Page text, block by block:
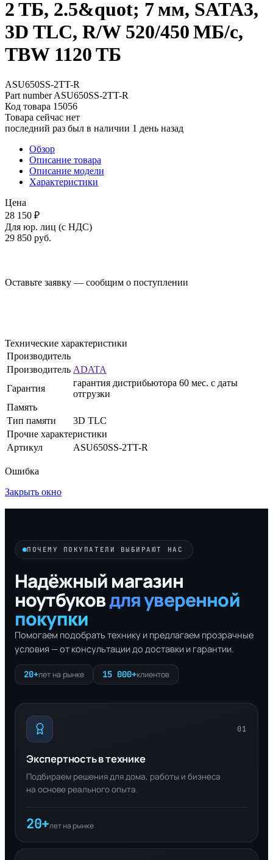
2 ТБ, 2.5&quot; 7 мм, SATA3,
3D TLC, R/W 520/450 МБ/с,
TBW 1120 ТБ
ASU650SS-2TT-R
Part number ASU650SS-2TT-R
Код товара 15056
Товара сейчас нет
последний раз был в наличии 1 день назад
Обзор
Описание товара
Описание модели
Характеристики
Цена
28 150 ₽
Для юр. лиц (с НДС)
29 850 руб.
Оставьте заявку — сообщим о поступлении
Технические характеристики
Производитель
Производитель ADATA
Гарантия
гарантия дистрибьютора 60 мес. с даты
отгрузки
Память
Тип памяти
3D TLC
Прочие характеристики
Артикул
ASU650SS-2TT-R
Ошибка
Закрыть окно
ПОЧЕМУ ПОКУПАТЕЛИ ВЫБИРАЮТ НАС
Надёжный магазин
ноутбуковдля уверенной
покупки
Помогаем подобрать технику и предлагаем прозрачные
условия — от консультации до доставки и гарантии.
20+лет на рынке 15 000+клиентов
01
Экспертность в технике
Подбираем решения для дома, работы и бизнеса
на основе реального опыта.
20+лет на рынке